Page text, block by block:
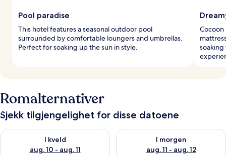
Pool paradise
This hotel features a seasonal outdoor pool
surrounded by comfortable loungers and umbrellas.
Perfect for soaking up the sun in style.
Romalternativer
Sjekk tilgjengelighet for disse datoene
I kveld
aug. 10 - aug. 11
Sjekk tilgjengelighet for i kveld, aug. 10 - aug. 11
I morgen
aug. 11 - aug. 12
Sjekk tilgjengelighet for i